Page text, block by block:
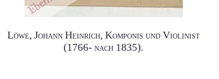
Löwe, Johann Heinrich, Komponis und Violinist
(1766- nach 1835).